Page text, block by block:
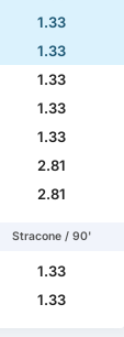
1.33
1.33
1.33
1.33
1.33
2.81
2.81
Stracone / 90'
1.33
1.33